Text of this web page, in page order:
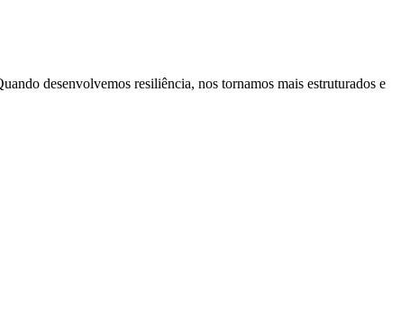
desenvolvemos resiliência, nos tornamos mais estruturados e